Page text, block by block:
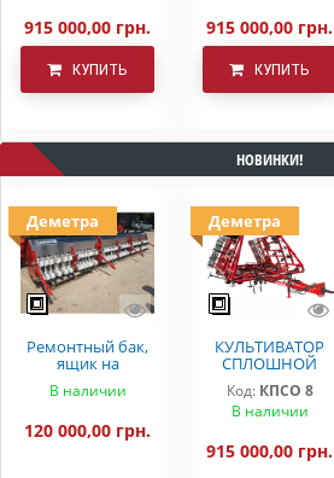
915 000,00 грн.
КУПИТЬ
915 000,00 грн.
КУПИТЬ
НОВИНКИ!
Деметра
Ремонтный бак,
ящик на
вариаторную
сеялку СЗ 5.4
В наличии
120 000,00 грн.
Деметра
КУЛЬТИВАТОР
СПЛОШНОЙ
ОБРАБОТКИ
ДЕМЕТРА КПСО-8
Код: КПСО 8
В наличии
915 000,00 грн.